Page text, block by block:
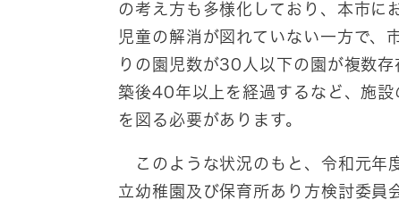
の考え方も多様化しており、本市に
児童の解消が図れていない一方で、
りの園児数が30人以下の園が複数
築後40年以上を経過するなど、施
を図る必要があります。
このような状況のもと、令和元年
立幼稚園及び保育所あり方検討委員